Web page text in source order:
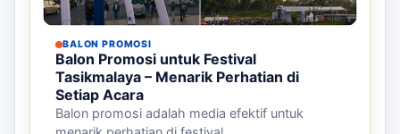
BALON PROMOSI
Balon Promosi untuk Festival
Tasikmalaya – Menarik Perhatian di
Setiap Acara
Balon promosi adalah media efektif untuk